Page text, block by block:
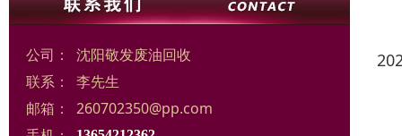
公司：
沈阳敬发废油回收
联系：
李先生
邮箱：
260702350@pp.com